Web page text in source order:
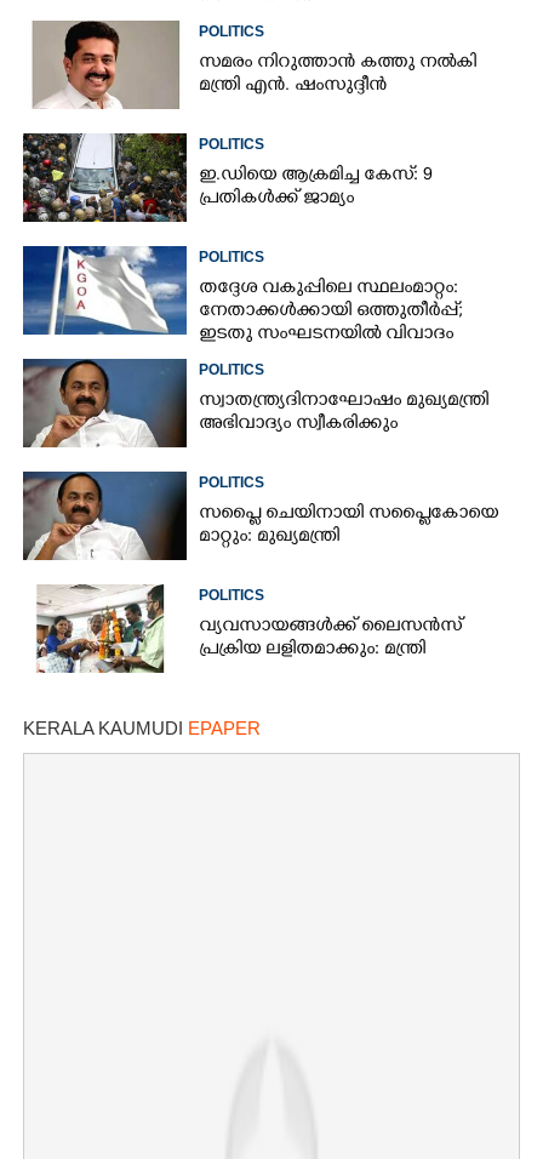
POLITICS
സമരം നിറുത്താൻ കത്തു നൽകി
മന്ത്രി എൻ. ഷംസുദ്ദീൻ
POLITICS
ഇ.ഡിയെ ആക്രമിച്ച കേസ്: 9
പ്രതികൾക്ക് ജാമ്യം
POLITICS
തദ്ദേശ വകുപ്പിലെ സ്ഥലംമാറ്റം:
നേതാക്കൾക്കായി ഒത്തുതീർപ്പ്;
ഇടതു സംഘടനയിൽ വിവാദം
POLITICS
സ്വാതന്ത്ര്യദിനാഘോഷം മുഖ്യമന്ത്രി
അഭിവാദ്യം സ്വീകരിക്കും
POLITICS
സപ്ലൈ ചെയിനായി സപ്ലൈകോയെ
മാറ്റും: മുഖ്യമന്ത്രി
POLITICS
വ്യവസായങ്ങൾക്ക് ലൈസൻസ്
പ്രക്രിയ ലളിതമാക്കും: മന്ത്രി
KERALA KAUMUDI EPAPER